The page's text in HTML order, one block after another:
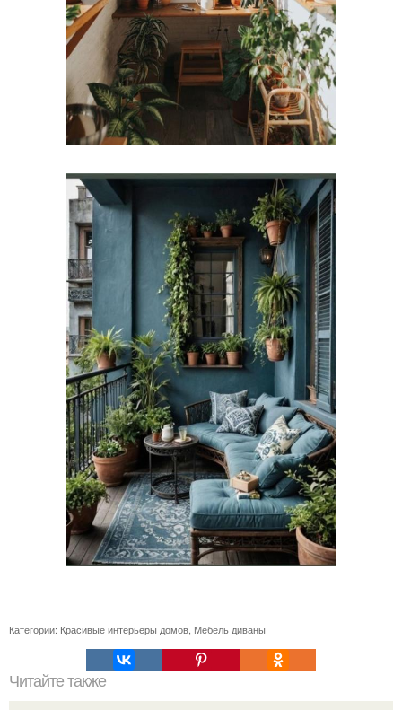
Категории: Красивые интерьеры домов Мебель диваны
Читайте также